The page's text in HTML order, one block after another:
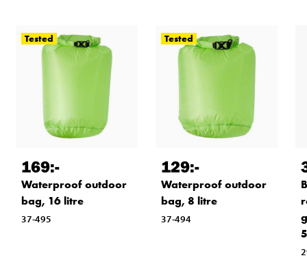
Tested
169:-
Waterproof outdoor
bag, 16 litre
37-495
Tested
129:-
Waterproof outdoor
bag, 8 litre
37-494